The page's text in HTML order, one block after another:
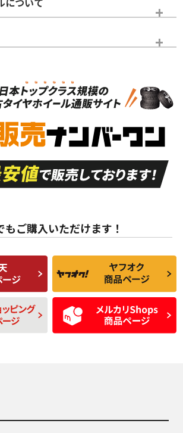
ク
）
S
新車外し品（新古
付き
少なく、
ほとんど
古品
A
走行距離も少なく、
非常に状態の良い中
古品
古品
んどない中古品
いな中古
C
られるが、使用に問
題のない中古品
立つ傷が
的な中古
D
残り溝も少なく、偏
磨耗がみられ、短期
間使用できるくらい
の中古品
ホイールセット
もご購入いただけます！